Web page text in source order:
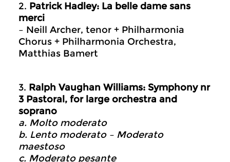
2. Patrick Hadley: La belle dame sans
merci
– Neill Archer, tenor + Philharmonia
Chorus + Philharmonia Orchestra,
Matthias Bamert
3. Ralph Vaughan Williams: Symphony nr
3 Pastoral, for large orchestra and
soprano
a. Molto moderato
b. Lento moderato – Moderato
maestoso
c. Moderato pesante